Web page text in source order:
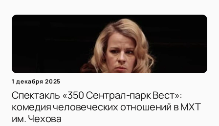
1 декабря 2025
Спектакль «350 Сентрал-парк Вест»:
комедия человеческих отношений в МХТ
им. Чехова